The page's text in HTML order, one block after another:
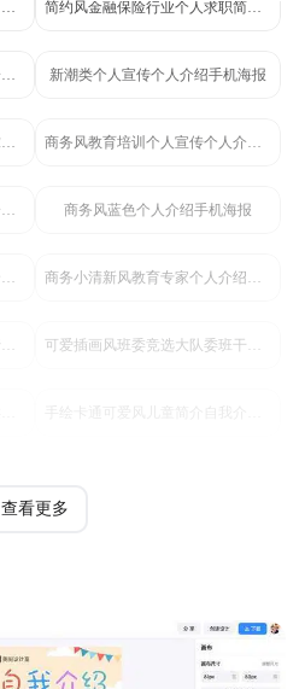
卡通风黄色粉色通用类开学季自我介绍手机全屏海报
商务风早教培训个人宣传个人介绍手机海报
简约风白色金融保险行业个人求职简历简介海报
复古风礼仪培训个人宣传个人介绍手机海报
商务风教育研学教资个人宣传个人介绍手机海报
潮酷拼贴风个人宣传互动分享行政办公手机海报
简约风金融保险行业个人求职简历简介海报
新潮类个人宣传个人介绍手机海报
商务风教育培训个人宣传个人介绍手机海报
商务风蓝色个人介绍手机海报
商务小清新风教育专家个人介绍手机海报
可爱插画风班委竞选大队委班干部个人介绍学生素材全屏手机海报
查看更多